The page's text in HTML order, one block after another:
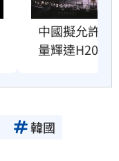
中國擬允許AI
量輝達H200
韓國